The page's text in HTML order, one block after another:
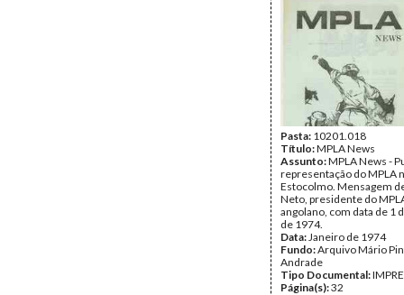
Pasta: 10201.018
Título:MPLA News
Assunto:MPLA News -
representação do MPLA
Estocolmo. Mensagem
Neto, presidente do
angolano, com data de 1
de 1974.
Data:Janeiro de 1974
Fundo:Arquivo Mário
Andrade
Tipo Documental:
Página(s):32